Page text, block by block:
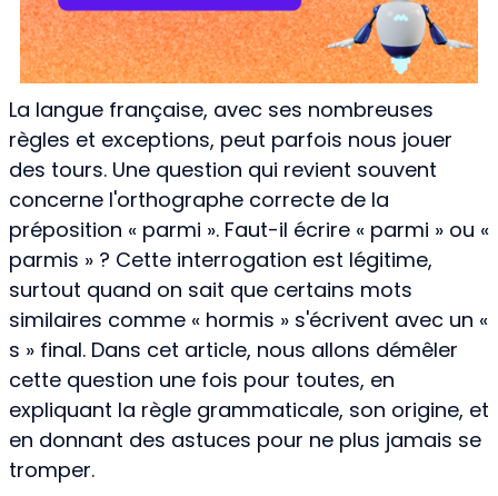
La langue française, avec ses nombreuses
règles et exceptions, peut parfois nous jouer
des tours. Une question qui revient souvent
concerne l'orthographe correcte de la
préposition « parmi ». Faut-il écrire « parmi » ou «
parmis » ? Cette interrogation est légitime,
surtout quand on sait que certains mots
similaires comme « hormis » s'écrivent avec un «
s » final. Dans cet article, nous allons démêler
cette question une fois pour toutes, en
expliquant la règle grammaticale, son origine, et
en donnant des astuces pour ne plus jamais se
tromper.